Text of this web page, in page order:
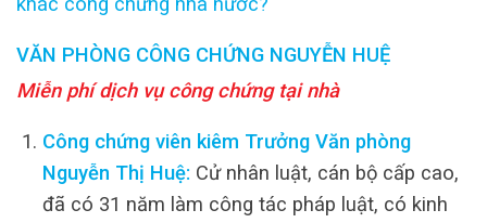
VĂN PHÒNG CÔNG CHỨNG NGUYỄN HUỆ
Miễn phí dịch vụ công chứng tại nhà
Công chứng viên kiêm Trưởng Văn phòng
Nguyễn Thị Huệ: Cử nhân luật, cán bộ cấp cao,
đã có 31 năm làm công tác pháp luật, có kinh